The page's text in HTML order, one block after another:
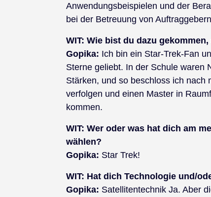
Anwendungsbeispielen und der
bei der Betreuung von
WIT: Wie bist du dazu
Gopika: Ich bin ein Star-Trek-Fan
Sterne geliebt. In der Schule waren
Stärken, und so beschloss ich nach
verfolgen und einen Master in
kommen.
WIT: Wer oder was hat dich am
wählen?
Gopika: Star Trek!
WIT: Hat dich Technologie und/
Gopika: Satellitentechnik Ja. Aber